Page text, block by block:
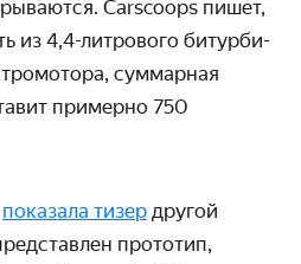
Carscoops пишет,
из 4,4-литрового битурби­
суммарная
примерно 750
показала тизер другой
прототип,